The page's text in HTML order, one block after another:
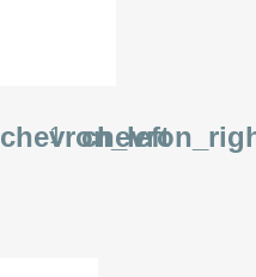
chevron_left
1